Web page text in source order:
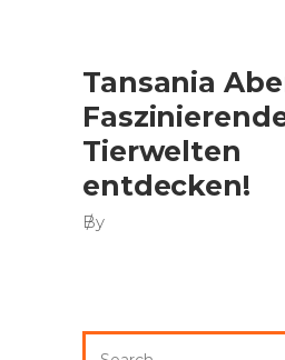
Tansania
Tierwelten
entdecken!
By